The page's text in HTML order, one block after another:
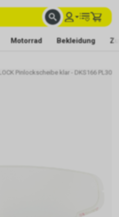
Motorrad Bekleidung
Pinlockscheibe klar - DKS166 PL30